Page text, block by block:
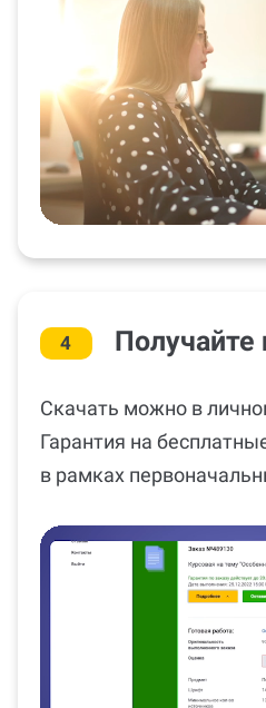
4 Получайте
Скачать можно в
Гарантия на
в рамках